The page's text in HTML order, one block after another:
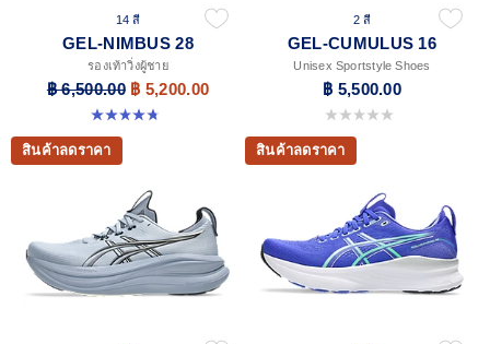
14 สี
GEL-NIMBUS 28
รองเท้าวิ่งผู้ชาย
฿ 6,500.00 ฿ 5,200.00
4.7 จาก 5 ดาว 280 รีวิว
2 สี
GEL-CUMULUS 16
Unisex Sportstyle Shoes
฿ 5,500.00
0.0 จาก 5 ดาว
สินค้าลดราคา สินค้าลดราคา